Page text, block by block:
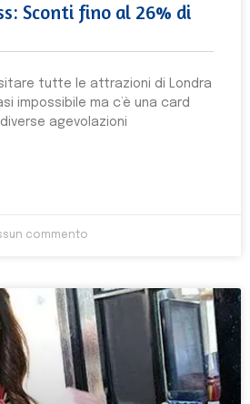
Sconti fino al 26% di
tutte le attrazioni di Londra
impossibile ma c’è una card
agevolazioni
commento